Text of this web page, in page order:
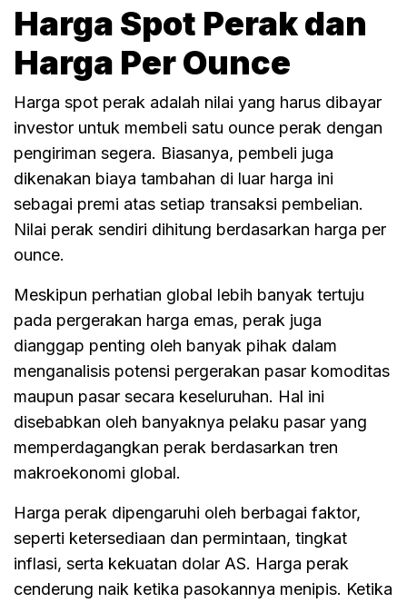
Harga Spot Perak dan
Harga Per Ounce
Harga spot perak adalah nilai yang harus dibayar
investor untuk membeli satu ounce perak dengan
pengiriman segera. Biasanya, pembeli juga
dikenakan biaya tambahan di luar harga ini
sebagai premi atas setiap transaksi pembelian.
Nilai perak sendiri dihitung berdasarkan harga per
ounce.
Meskipun perhatian global lebih banyak tertuju
pada pergerakan harga emas, perak juga
dianggap penting oleh banyak pihak dalam
menganalisis potensi pergerakan pasar komoditas
maupun pasar secara keseluruhan. Hal ini
disebabkan oleh banyaknya pelaku pasar yang
memperdagangkan perak berdasarkan tren
makroekonomi global.
Harga perak dipengaruhi oleh berbagai faktor,
seperti ketersediaan dan permintaan, tingkat
inflasi, serta kekuatan dolar AS. Harga perak
cenderung naik ketika pasokannya menipis. Ketika